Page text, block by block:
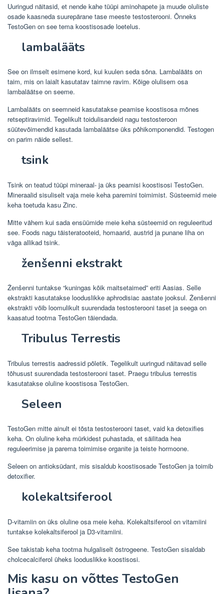
Uuringud näitasid, et nende kahe tüüpi aminohapete ja muude oluliste
osade kaasneda suurepärane tase meeste testosterooni. Õnneks
TestoGen on see tema koostisosade loetelus.
lambalääts
See on ilmselt esimene kord, kui kuulen seda sõna. Lambalääts on
taim, mis on laialt kasutatav taimne ravim. Kõige olulisem osa
lambaläätse on seeme.
Lambalääts on seemneid kasutatakse peamise koostisosa mõnes
retseptiravimid. Tegelikult toidulisandeid nagu testosteroon
süütevõimendid kasutada lambaläätse üks põhikomponendid. Testogen
on parim näide sellest.
tsink
Tsink on teatud tüüpi mineraal- ja üks peamisi koostisosi TestoGen.
Mineraalid sisuliselt vaja meie keha paremini toimimist. Süsteemid meie
keha toetuda kasu Zinc.
Mitte vähem kui sada ensüümide meie keha süsteemid on reguleeritud
see. Foods nagu täisteratooteid, homaarid, austrid ja punane liha on
väga allikad tsink.
ženšenni ekstrakt
Ženšenni tuntakse “kuningas kõik maitsetaimed” eriti Aasias. Selle
ekstrakti kasutatakse looduslikke aphrodisiac aastate jooksul. Ženšenni
ekstrakti võib loomulikult suurendada testosterooni taset ja seega on
kaasatud tootma TestoGen täiendada.
Tribulus Terrestis
Tribulus terrestis aadressid põletik. Tegelikult uuringud näitavad selle
tõhusust suurendada testosterooni taset. Praegu tribulus terrestis
kasutatakse oluline koostisosa TestoGen.
Seleen
TestoGen mitte ainult ei tõsta testosterooni taset, vaid ka detoxifies
keha. On oluline keha mürkidest puhastada, et säilitada hea
reguleerimise ja parema toimimise organite ja teiste hormoone.
Seleen on antioksüdant, mis sisaldub koostisosade TestoGen ja toimib
detoxifier.
kolekaltsiferool
D-vitamiin on üks oluline osa meie keha. Kolekaltsiferool on vitamiini
tuntakse kolekaltsiferool ja D3-vitamiini.
See takistab keha tootma hulgaliselt östrogeene. TestoGen sisaldab
cholcecalciferol üheks looduslikke koostisosi.
Mis kasu on võttes TestoGen